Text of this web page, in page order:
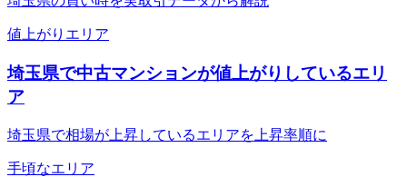
値上がりエリア
埼玉県で中古マンションが値上がりしているエリ
ア
埼玉県で相場が上昇しているエリアを上昇率順に
手頃なエリア